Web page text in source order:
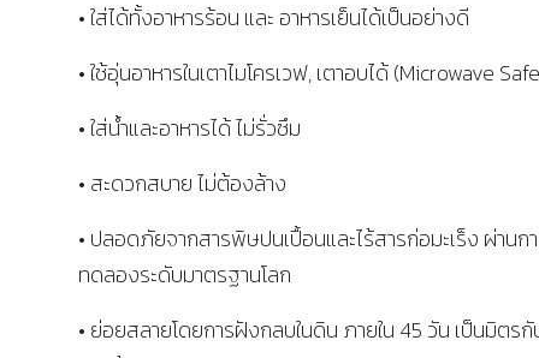
• ใส่ได้ทั้งอาหารร้อน และ อาหารเย็นได้เป็นอย่างดี
• ใช้อุ่นอาหารในเตาไมโครเวฟ, เตาอบได้ (Microwave
• ใส่น้ำและอาหารได้ ไม่รั่วซึม
• สะดวกสบาย ไม่ต้องล้าง
• ปลอดภัยจากสารพิษปนเปื้อนและไร้สารก่อมะเร็ง ผ่านก
ทดลองระดับมาตรฐานโลก
• ย่อยสลายโดยการฝังกลบในดิน ภายใน 45 วัน เป็นมิตร